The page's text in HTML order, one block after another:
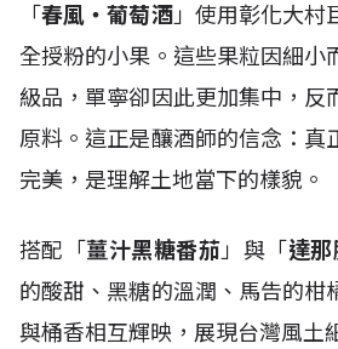
「春風・葡萄酒」使用彰化大村
全授粉的小果。這些果粒因細小
級品，單寧卻因此更加集中，反
原料。這正是釀酒師的信念：真
完美，是理解土地當下的樣貌。
搭配「薑汁黑糖番茄」與「達
的酸甜、黑糖的溫潤、馬告的柑
與桶香相互輝映，展現台灣風土